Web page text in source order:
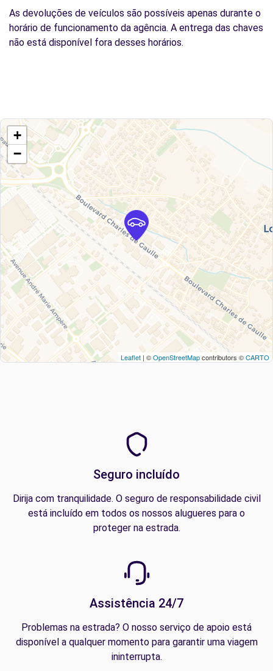
As devoluções de veículos são possíveis apenas durante o
horário de funcionamento da agência. A entrega das chaves
não está disponível fora desses horários.
+
−
Leaflet | ©OpenStreetMapcontributors ©CARTO
Seguro incluído
Dirija com tranquilidade. O seguro de responsabilidade civil
está incluído em todos os nossos alugueres para o
proteger na estrada.
Assistência 24/7
Problemas na estrada? O nosso serviço de apoio está
disponível a qualquer momento para garantir uma viagem
ininterrupta.